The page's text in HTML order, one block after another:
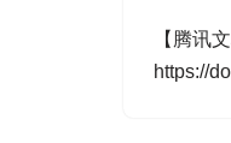
【腾讯
https://